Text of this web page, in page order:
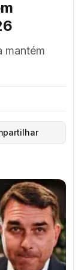
mantém